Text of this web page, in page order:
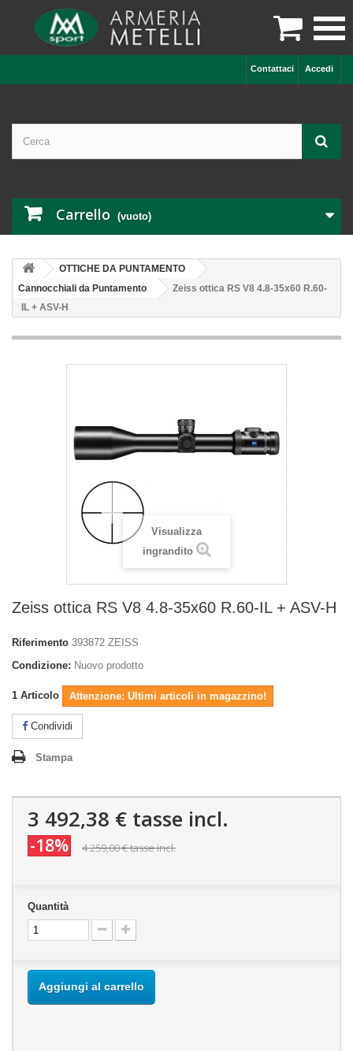

Accedi
Contattaci
Carrello (vuoto)
OTTICHE DA PUNTAMENTO
Cannocchiali da Puntamento
Zeiss ottica RS V8 4.8-35x60 R.60-
IL + ASV-H
Visualizza
ingrandito
Zeiss ottica RS V8 4.8-35x60 R.60-IL + ASV-H
Riferimento 393872 ZEISS
Condizione: Nuovo prodotto
1 Articolo Attenzione: Ultimi articoli in magazzino!
Condividi
Stampa
3 492,38 € tasse incl.
-18% 4 259,00 €tasse incl.
Quantità
Aggiungi al carrello